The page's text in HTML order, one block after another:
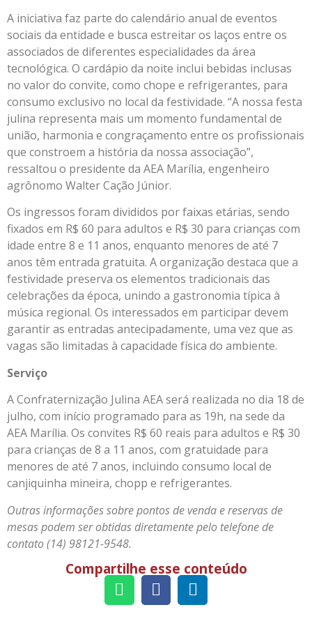
A iniciativa faz parte do calendário anual de eventos
sociais da entidade e busca estreitar os laços entre os
associados de diferentes especialidades da área
tecnológica. O cardápio da noite inclui bebidas inclusas
no valor do convite, como chope e refrigerantes, para
consumo exclusivo no local da festividade. “A nossa festa
julina representa mais um momento fundamental de
união, harmonia e congraçamento entre os profissionais
que constroem a história da nossa associação”,
ressaltou o presidente da AEA Marília, engenheiro
agrônomo Walter Cação Júnior.
Os ingressos foram divididos por faixas etárias, sendo
fixados em R$ 60 para adultos e R$ 30 para crianças com
idade entre 8 e 11 anos, enquanto menores de até 7
anos têm entrada gratuita. A organização destaca que a
festividade preserva os elementos tradicionais das
celebrações da época, unindo a gastronomia típica à
música regional. Os interessados em participar devem
garantir as entradas antecipadamente, uma vez que as
vagas são limitadas à capacidade física do ambiente.
Serviço
A Confraternização Julina AEA será realizada no dia 18 de
julho, com início programado para as 19h, na sede da
AEA Marília. Os convites R$ 60 reais para adultos e R$ 30
para crianças de 8 a 11 anos, com gratuidade para
menores de até 7 anos, incluindo consumo local de
canjiquinha mineira, chopp e refrigerantes.
Outras informações sobre pontos de venda e reservas de
mesas podem ser obtidas diretamente pelo telefone de
contato (14) 98121-9548.
Compartilhe esse conteúdo